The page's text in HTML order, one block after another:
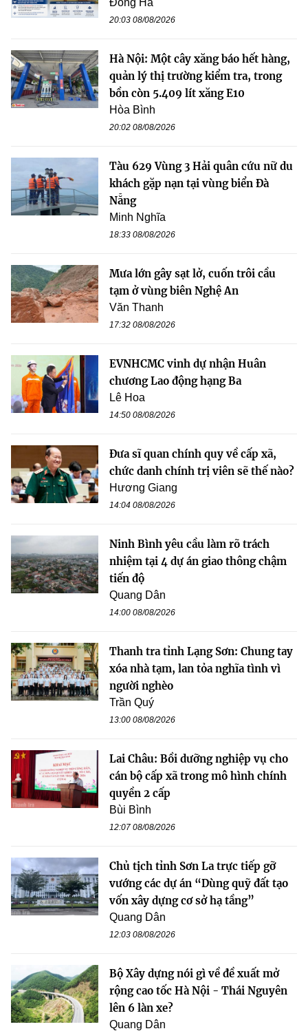
20:03 08/08/2026
Hà Nội: Một cây xăng báo hết hàng,
quản lý thị trường kiểm tra, trong
bồn còn 5.409 lít xăng E10
Hòa Bình
20:02 08/08/2026
Tàu 629 Vùng 3 Hải quân cứu nữ du
khách gặp nạn tại vùng biển Đà
Nẵng
Minh Nghĩa
18:33 08/08/2026
Mưa lớn gây sạt lở, cuốn trôi cầu
tạm ở vùng biên Nghệ An
Văn Thanh
17:32 08/08/2026
EVNHCMC vinh dự nhận Huân
chương Lao động hạng Ba
Lê Hoa
14:50 08/08/2026
Đưa sĩ quan chính quy về cấp xã,
chức danh chính trị viên sẽ thế nào?
Hương Giang
14:04 08/08/2026
Ninh Bình yêu cầu làm rõ trách
nhiệm tại 4 dự án giao thông chậm
tiến độ
Quang Dân
14:00 08/08/2026
Thanh tra tỉnh Lạng Sơn: Chung tay
xóa nhà tạm, lan tỏa nghĩa tình vì
người nghèo
Trần Quý
13:00 08/08/2026
Lai Châu: Bồi dưỡng nghiệp vụ cho
cán bộ cấp xã trong mô hình chính
quyền 2 cấp
Bùi Bình
12:07 08/08/2026
Chủ tịch tỉnh Sơn La trực tiếp gỡ
vướng các dự án “Dùng quỹ đất tạo
vốn xây dựng cơ sở hạ tầng”
Quang Dân
12:03 08/08/2026
Bộ Xây dựng nói gì về đề xuất mở
rộng cao tốc Hà Nội - Thái Nguyên
lên 6 làn xe?
Quang Dân